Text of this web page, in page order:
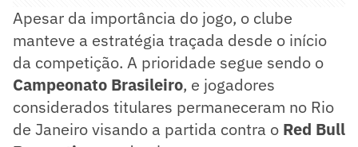
Apesar da importância do jogo, o clube
manteve a estratégia traçada desde o início
da competição. A prioridade segue sendo o
Campeonato Brasileiro, e jogadores
considerados titulares permaneceram no Rio
de Janeiro visando a partida contra o Red Bull